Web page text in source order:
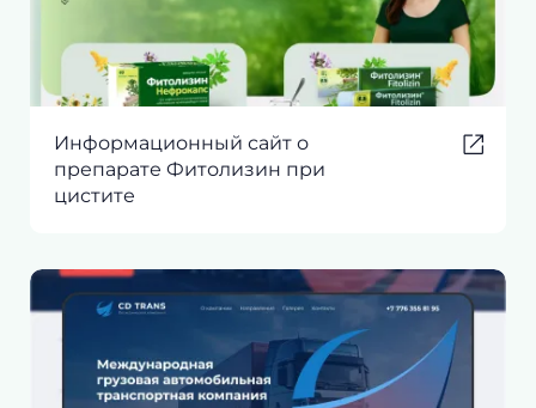
Информационный сайт о
препарате Фитолизин при
цистите